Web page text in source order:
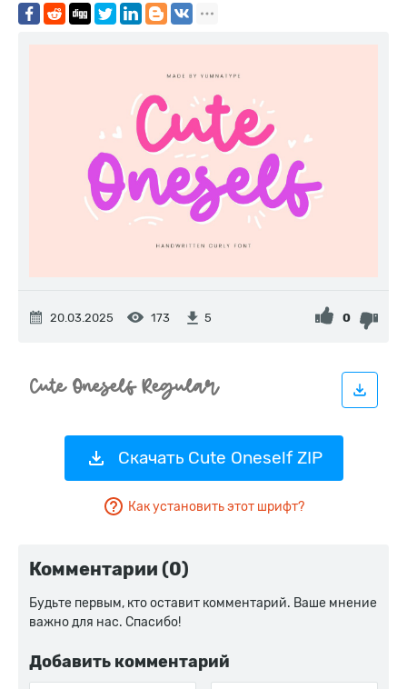
20.03.2025 173 5 0
Скачать Cute Oneself ZIP
Как установить этот шрифт?
Комментарии (0)
Будьте первым, кто оставит комментарий. Ваше мнение
важно для нас. Спасибо!
Добавить комментарий